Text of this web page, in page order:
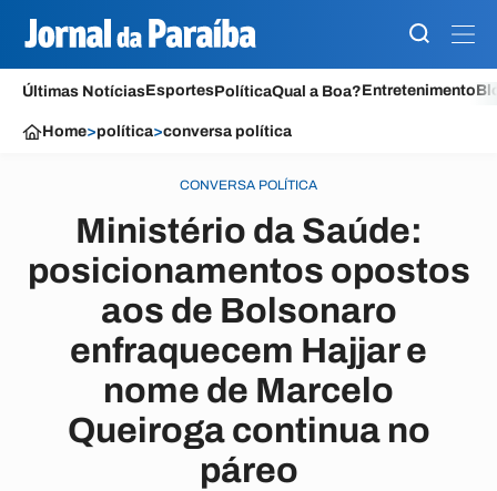
Últimas NotíciasEsportesPolíticaQual a Boa?Entretenimento
Home>política>conversa política
CONVERSA POLÍTICA
Ministério da Saúde:
posicionamentos opostos
aos de Bolsonaro
enfraquecem Hajjar e
nome de Marcelo
Queiroga continua no
páreo